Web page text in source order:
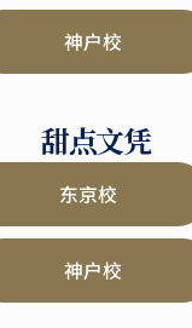
神户校
甜点文凭
东京校
神户校